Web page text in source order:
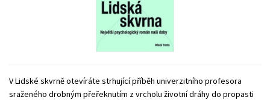
Zahraniční literatura
Všechny tituly
V Lidské skvrně otevíráte strhující příběh univerzitního profesora
sraženého drobným přeřeknutím z vrcholu životní dráhy do propasti